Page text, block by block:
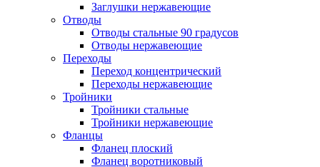
Заглушки нержавеющие
Отводы
Отводы стальные 90 градусов
Отводы нержавеющие
Переходы
Переход концентрический
Переходы нержавеющие
Тройники
Тройники стальные
Тройники нержавеющие
Фланцы
Фланец плоский
Фланец воротниковый